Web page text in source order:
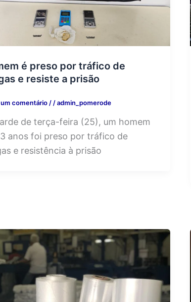
é preso por tráfico de
e resiste a prisão
um comentário / /admin_pomerode
de terça-feira (25), um homem
anos foi preso por tráfico de
e resistência à prisão